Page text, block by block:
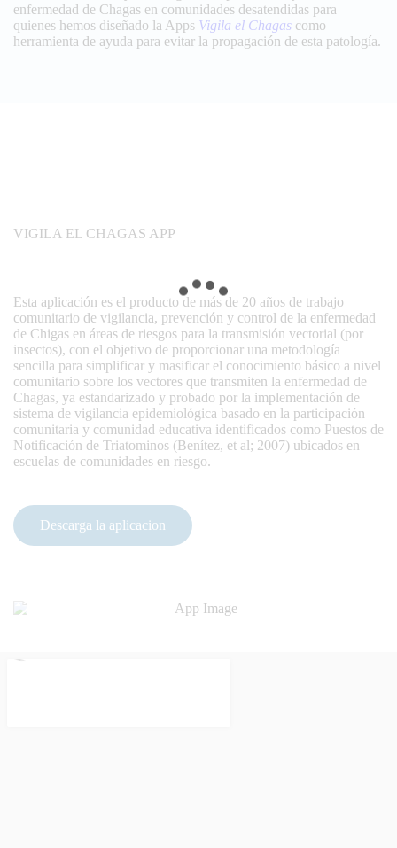
enfermedad de Chagas en comunidades desatendidas para
quienes hemos diseñado la Apps Vigila el Chagas como
herramienta de ayuda para evitar la propagación de esta patología.
VIGILA EL CHAGAS APP
Esta aplicación es el producto de más de 20 años de trabajo
comunitario de vigilancia, prevención y control de la enfermedad
de Chigas en áreas de riesgos para la transmisión vectorial (por
insectos), con el objetivo de proporcionar una metodología
sencilla para simplificar y masificar el conocimiento básico a nivel
comunitario sobre los vectores que transmiten la enfermedad de
Chagas, ya estandarizado y probado por la implementación de
sistema de vigilancia epidemiológica basado en la participación
comunitaria y comunidad educativa identificados como Puestos de
Notificación de Triatominos (Benítez, et al; 2007) ubicados en
escuelas de comunidades en riesgo.
Descarga la aplicacion